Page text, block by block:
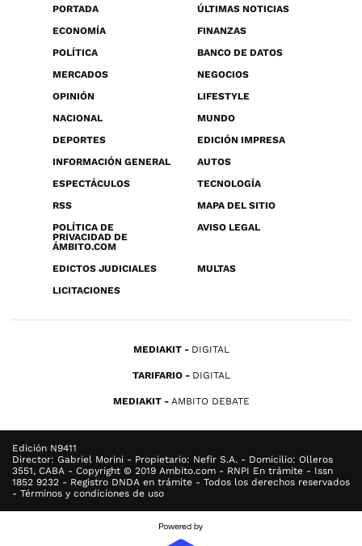
PORTADA
ÚLTIMAS NOTICIAS
ECONOMÍA
FINANZAS
POLÍTICA
BANCO DE DATOS
MERCADOS
NEGOCIOS
OPINIÓN
LIFESTYLE
NACIONAL
MUNDO
DEPORTES
EDICIÓN IMPRESA
INFORMACIÓN GENERAL
AUTOS
ESPECTÁCULOS
TECNOLOGÍA
RSS
MAPA DEL SITIO
POLÍTICA DE
PRIVACIDAD DE
ÁMBITO.COM
AVISO LEGAL
EDICTOS JUDICIALES
MULTAS
LICITACIONES
MEDIAKIT DIGITAL
TARIFARIO DIGITAL
MEDIAKIT AMBITO DEBATE
Edición N9411
Director: Gabriel Morini - Propietario: Nefir S.A. - Domicilio: Olleros
3551, CABA - Copyright © 2019 Ambito.com - RNPI En trámite - Issn
1852 9232 - Registro DNDA en trámite - Todos los derechos reservados
- Términos y condiciones de uso